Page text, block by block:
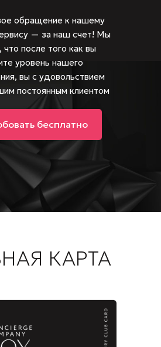
обращение к нашему
— за наш счет! Мы
что после того как вы
уровень нашего
вы с удовольствием
постоянным клиентом
бесплатно
КАРТА